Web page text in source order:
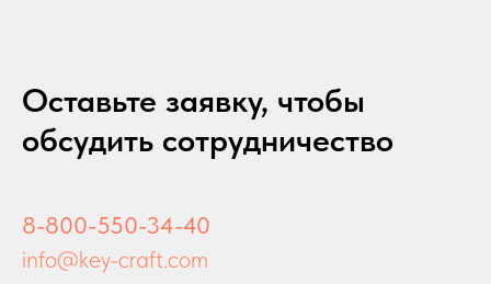
Оставьте заявку, чтобы
обсудить сотрудничество
8-800-550-34-40
info@key-craft.com